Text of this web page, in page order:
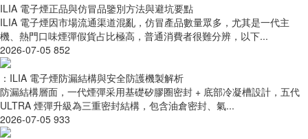
ILIA 電子煙正品與仿冒品鑒別方法與避坑要點
ILIA 電子煙因市場流通渠道混亂，仿冒產品數量眾多，尤其是一代主
機、熱門口味煙彈假貨占比極高，普通消費者很難分辨，以下...
2026-07-05 852
：ILIA 電子煙防漏結構與安全防護機製解析
防漏結構層面，一代煙彈采用基礎矽膠圈密封 + 底部冷凝槽設計，五代
ULTRA 煙彈升級為三重密封結構，包含油倉密封、氣...
2026-07-05 933